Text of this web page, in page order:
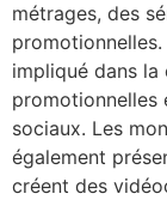
métrages, des
impliqué dans
promotionnelles
sociaux. Les
également
créent des